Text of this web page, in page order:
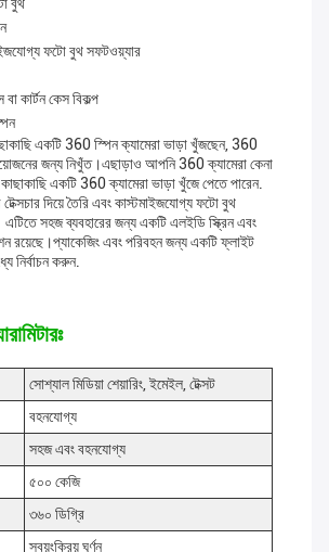
বুথ
ফটো বুথ সফটওয়্যার
কার্টন কেস বিকল্প
একটি 360 স্পিন ক্যামেরা ভাড়া খুঁজছেন, 360
জন্য নিখুঁত।এছাড়াও আপনি 360 ক্যামেরা কেনা
একটি 360 ক্যামেরা ভাড়া খুঁজে পেতে পারেন.
টেক্সচার দিয়ে তৈরি এবং কাস্টমাইজযোগ্য ফটো বুথ
সহজ ব্যবহারের জন্য একটি এলইডি স্ক্রিন এবং
রয়েছে।প্যাকেজিং এবং পরিবহন জন্য একটি ফ্লাইট
নির্বাচন করুন.
সোশ্যাল মিডিয়া শেয়ারিং, ইমেইল, টেক্সট
বহনযোগ্য
সহজ এবং বহনযোগ্য
৫০০ কেজি
৩৬০ ডিগ্রি
স্বয়ংক্রিয় ঘূর্ণন